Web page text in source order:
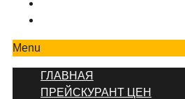
Menu
ГЛАВНАЯ
ПРЕЙСКУРАНТ ЦЕН